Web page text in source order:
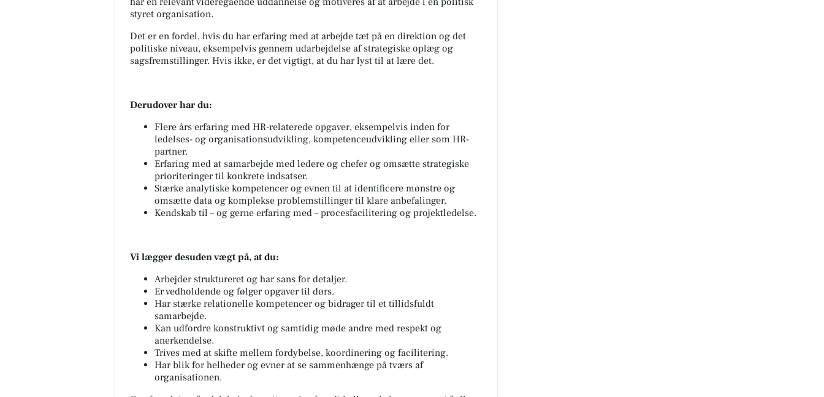
styret organisation.
Det er en fordel, hvis du har erfaring med at arbejde tæt på en direktion og det
politiske niveau, eksempelvis gennem udarbejdelse af strategiske oplæg og
sagsfremstillinger. Hvis ikke, er det vigtigt, at du har lyst til at lære det.
Derudover har du:
Flere års erfaring med HR-relaterede opgaver, eksempelvis inden for
ledelses- og organisationsudvikling, kompetenceudvikling eller som HR-
partner.
Erfaring med at samarbejde med ledere og chefer og omsætte strategiske
prioriteringer til konkrete indsatser.
Stærke analytiske kompetencer og evnen til at identificere mønstre og
omsætte data og komplekse problemstillinger til klare anbefalinger.
Kendskab til – og gerne erfaring med – procesfacilitering og projektledelse.
Vi lægger desuden vægt på, at du:
Arbejder struktureret og har sans for detaljer.
Er vedholdende og følger opgaver til dørs.
Har stærke relationelle kompetencer og bidrager til et tillidsfuldt
samarbejde.
Kan udfordre konstruktivt og samtidig møde andre med respekt og
anerkendelse.
Trives med at skifte mellem fordybelse, koordinering og facilitering.
Har blik for helheder og evner at se sammenhænge på tværs af
organisationen.